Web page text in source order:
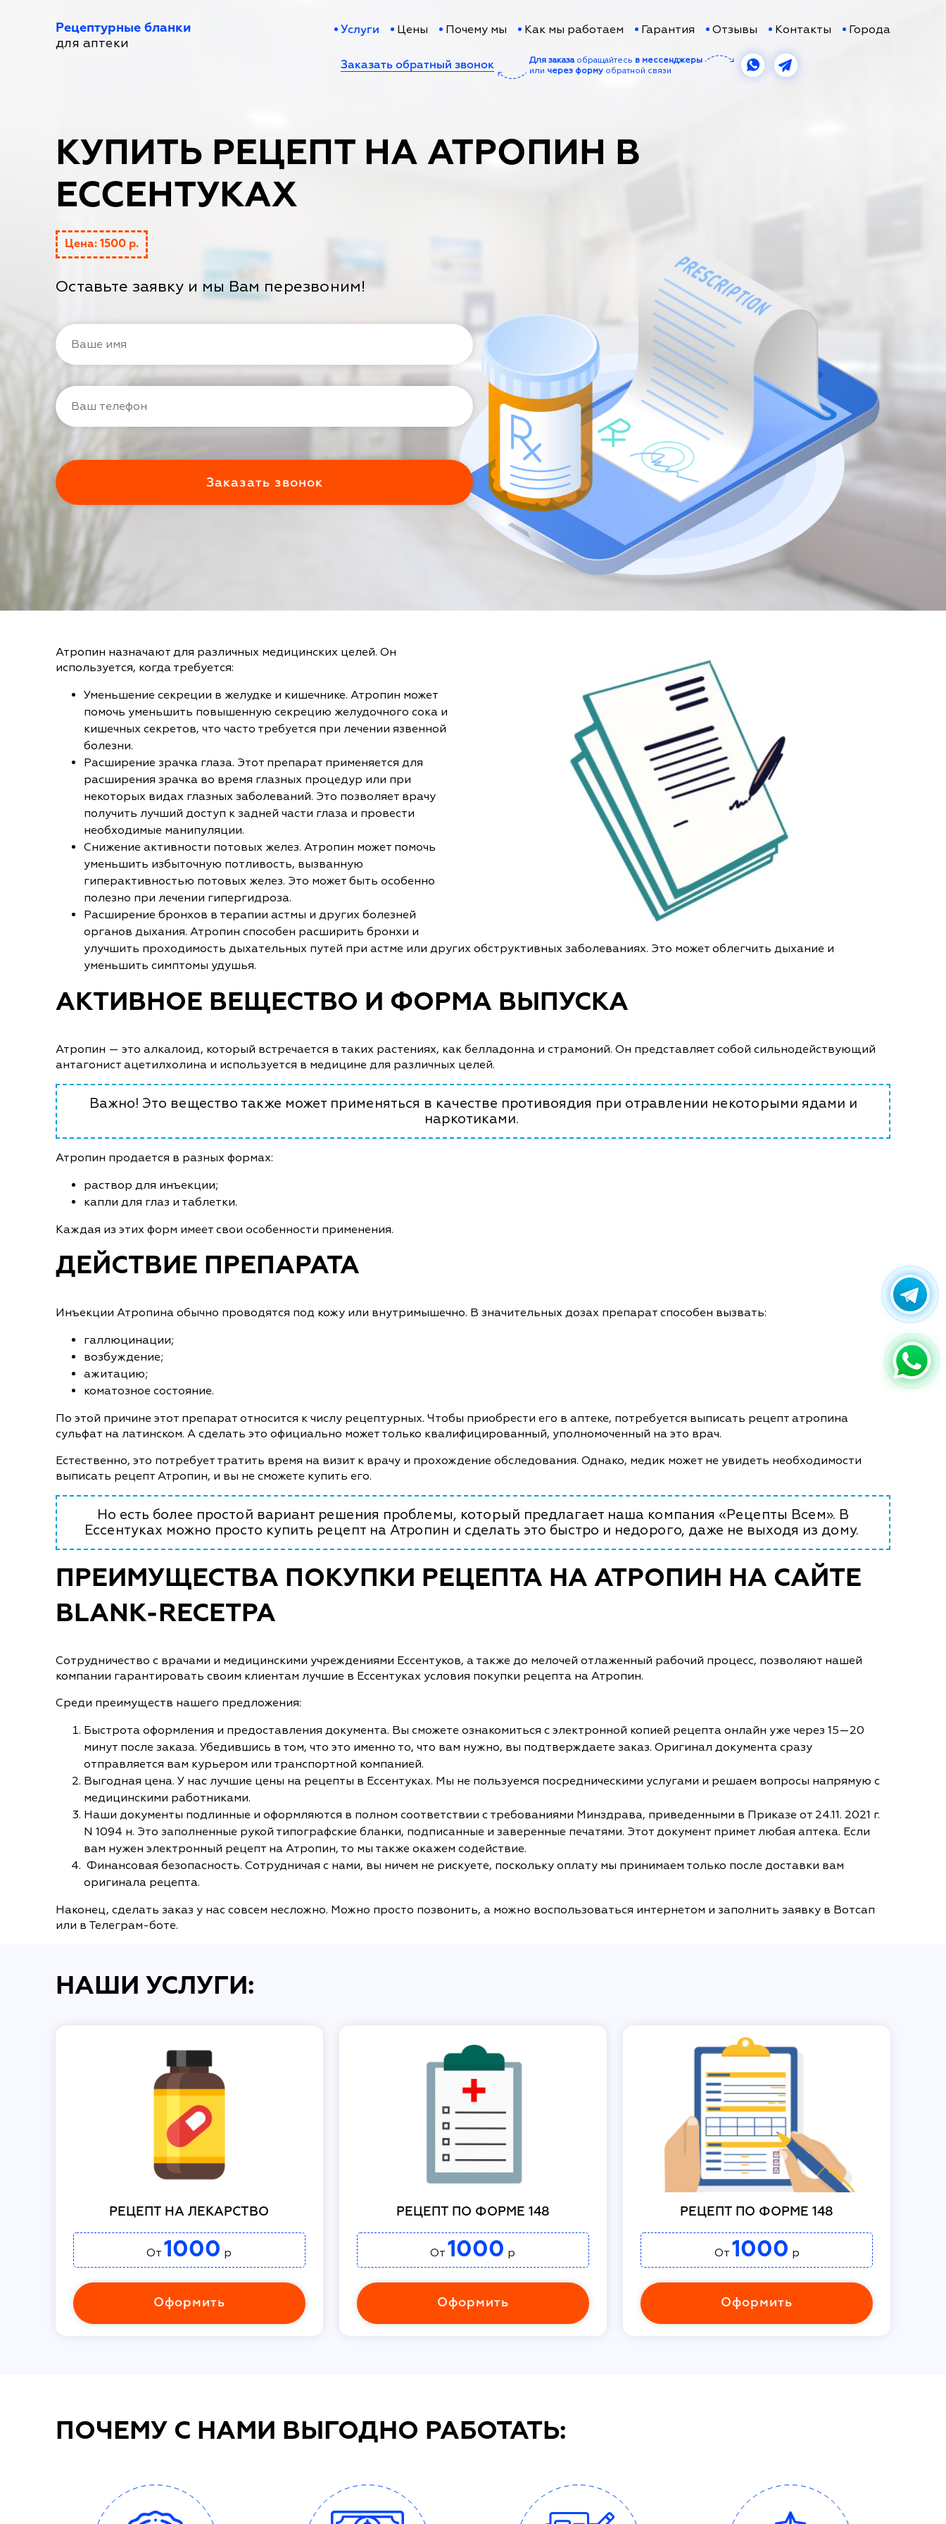
Рецептурные бланки
для аптеки
Услуги Цены Почему мы Как мы работаем Гарантия Отзывы Контакты Города
Заказать обратный звонок Для заказаобращайтесь в мессенджеры
или через форму обратной связи
КУПИТЬ РЕЦЕПТ НА АТРОПИН В
ЕССЕНТУКАХ
Цена: 1500 р.
Оставьте заявку и мы Вам перезвоним!
Атропин назначают для различных медицинских целей. Он
используется, когда требуется:
Уменьшение секреции в желудке и кишечнике. Атропин может
помочь уменьшить повышенную секрецию желудочного сока и
кишечных секретов, что часто требуется при лечении язвенной
болезни.
Расширение зрачка глаза. Этот препарат применяется для
расширения зрачка во время глазных процедур или при
некоторых видах глазных заболеваний. Это позволяет врачу
получить лучший доступ к задней части глаза и провести
необходимые манипуляции.
Снижение активности потовых желез. Атропин может помочь
уменьшить избыточную потливость, вызванную
гиперактивностью потовых желез. Это может быть особенно
полезно при лечении гипергидроза.
Расширение бронхов в терапии астмы и других болезней
органов дыхания. Атропин способен расширить бронхи и
улучшить проходимость дыхательных путей при астме или других обструктивных заболеваниях. Это может облегчить дыхание и
уменьшить симптомы удушья.
АКТИВНОЕ ВЕЩЕСТВО И ФОРМА ВЫПУСКА
Атропин — это алкалоид, который встречается в таких растениях, как белладонна и страмоний. Он представляет собой сильнодействующий
антагонист ацетилхолина и используется в медицине для различных целей.
Важно! Это вещество также может применяться в качестве противоядия при отравлении некоторыми ядами и
наркотиками.
Атропин продается в разных формах:
раствор для инъекции;
капли для глаз и таблетки.
Каждая из этих форм имеет свои особенности применения.
ДЕЙСТВИЕ ПРЕПАРАТА
Инъекции Атропина обычно проводятся под кожу или внутримышечно. В значительных дозах препарат способен вызвать:
галлюцинации;
возбуждение;
ажитацию;
коматозное состояние.
По этой причине этот препарат относится к числу рецептурных. Чтобы приобрести его в аптеке, потребуется выписать рецепт атропина
сульфат на латинском. А сделать это официально может только квалифицированный, уполномоченный на это врач.
Естественно, это потребует тратить время на визит к врачу и прохождение обследования. Однако, медик может не увидеть необходимости
выписать рецепт Атропин, и вы не сможете купить его.
Но есть более простой вариант решения проблемы, который предлагает наша компания «Рецепты Всем». В
Ессентуках можно просто купить рецепт на Атропин и сделать это быстро и недорого, даже не выходя из дому.
ПРЕИМУЩЕСТВА ПОКУПКИ РЕЦЕПТА НА АТРОПИН НА САЙТЕ
BLANK-RECETPA
Сотрудничество с врачами и медицинскими учреждениями Ессентуков, а также до мелочей отлаженный рабочий процесс, позволяют нашей
компании гарантировать своим клиентам лучшие в Ессентуках условия покупки рецепта на Атропин.
Среди преимуществ нашего предложения:
Быстрота оформления и предоставления документа. Вы сможете ознакомиться с электронной копией рецепта онлайн уже через 15—20
минут после заказа. Убедившись в том, что это именно то, что вам нужно, вы подтверждаете заказ. Оригинал документа сразу
отправляется вам курьером или транспортной компанией.
Выгодная цена. У нас лучшие цены на рецепты в Ессентуках. Мы не пользуемся посредническими услугами и решаем вопросы напрямую с
медицинскими работниками.
Наши документы подлинные и оформляются в полном соответствии с требованиями Минздрава, приведенными в Приказе от 24.11. 2021 г.
N 1094 н. Это заполненные рукой типографские бланки, подписанные и заверенные печатями. Этот документ примет любая аптека. Если
вам нужен электронный рецепт на Атропин, то мы также окажем содействие.
Финансовая безопасность. Сотрудничая с нами, вы ничем не рискуете, поскольку оплату мы принимаем только после доставки вам
оригинала рецепта.
Наконец, сделать заказ у нас совсем несложно. Можно просто позвонить, а можно воспользоваться интернетом и заполнить заявку в Вотсап
или в Телеграм-боте.
НАШИ УСЛУГИ:
РЕЦЕПТ НА ЛЕКАРСТВО
От 1000 р
Оформить
РЕЦЕПТ ПО ФОРМЕ 148
От 1000 р
Оформить
РЕЦЕПТ ПО ФОРМЕ 148
От 1000 р
Оформить
ПОЧЕМУ С НАМИ ВЫГОДНО РАБОТАТЬ: